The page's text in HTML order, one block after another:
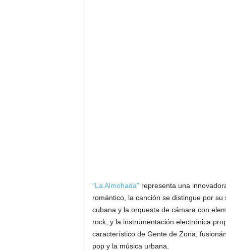
“La Almohada” representa una
romántico, la canción se distingue por
cubana y la orquesta de cámara con
rock, y la instrumentación electrónica
característico de Gente de Zona,
pop y la música urbana.